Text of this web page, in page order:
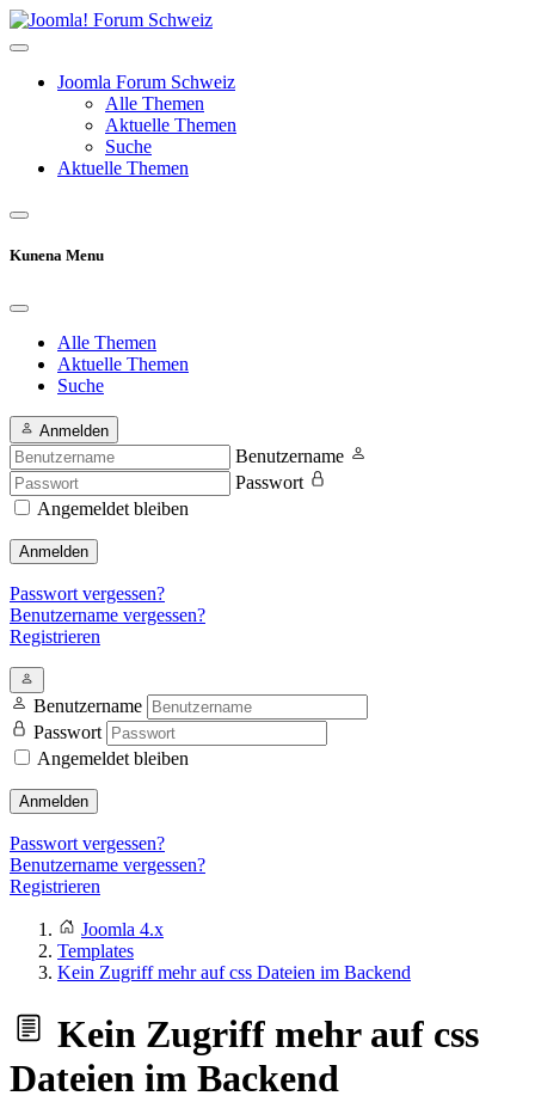
Joomla Forum Schweiz
Alle Themen
Aktuelle Themen
Suche
Aktuelle Themen
Kunena Menu
Alle Themen
Aktuelle Themen
Suche
Anmelden
Benutzername
Passwort
Angemeldet bleiben
Anmelden
Passwort vergessen?
Benutzername vergessen?
Registrieren
Benutzername
Passwort
Angemeldet bleiben
Anmelden
Passwort vergessen?
Benutzername vergessen?
Registrieren
Joomla 4.x
Templates
Kein Zugriff mehr auf css Dateien im Backend
Kein Zugriff mehr auf css
Dateien im Backend